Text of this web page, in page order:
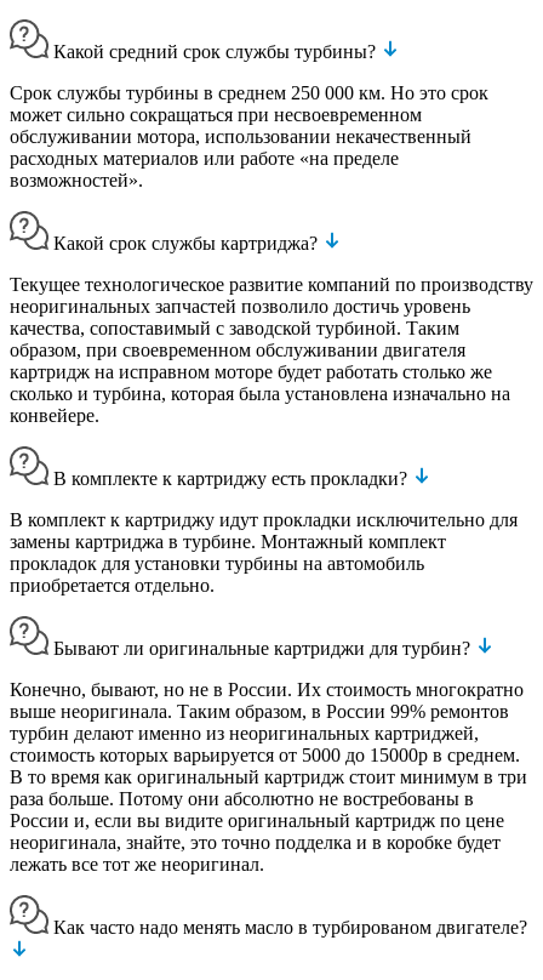
Какой средний срок службы турбины?
Срок службы турбины в среднем 250 000 км. Но это срок
может сильно сокращаться при несвоевременном
обслуживании мотора, использовании некачественный
расходных материалов или работе «на пределе
возможностей».
Какой срок службы картриджа?
Текущее технологическое развитие компаний по производству
неоригинальных запчастей позволило достичь уровень
качества, сопоставимый с заводской турбиной. Таким
образом, при своевременном обслуживании двигателя
картридж на исправном моторе будет работать столько же
сколько и турбина, которая была установлена изначально на
конвейере.
В комплекте к картриджу есть прокладки?
В комплект к картриджу идут прокладки исключительно для
замены картриджа в турбине. Монтажный комплект
прокладок для установки турбины на автомобиль
приобретается отдельно.
Бывают ли оригинальные картриджи для турбин?
Конечно, бывают, но не в России. Их стоимость многократно
выше неоригинала. Таким образом, в России 99% ремонтов
турбин делают именно из неоригинальных картриджей,
стоимость которых варьируется от 5000 до 15000р в среднем.
В то время как оригинальный картридж стоит минимум в три
раза больше. Потому они абсолютно не востребованы в
России и, если вы видите оригинальный картридж по цене
неоригинала, знайте, это точно подделка и в коробке будет
лежать все тот же неоригинал.
Как часто надо менять масло в турбированом двигателе?